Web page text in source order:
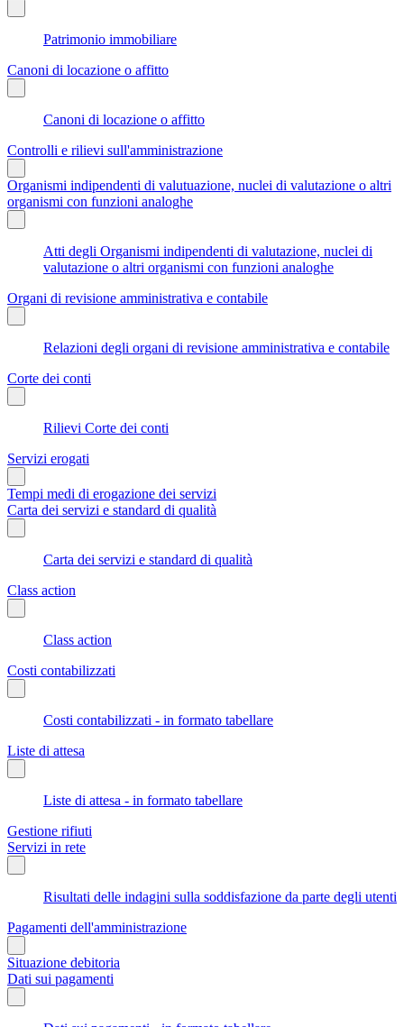
Patrimonio immobiliare
Canoni di locazione o affitto
Canoni di locazione o affitto
Controlli e rilievi sull'amministrazione
Organismi indipendenti di valutuazione, nuclei di valutazione o altri
organismi con funzioni analoghe
Atti degli Organismi indipendenti di valutazione, nuclei di
valutazione o altri organismi con funzioni analoghe
Organi di revisione amministrativa e contabile
Relazioni degli organi di revisione amministrativa e contabile
Corte dei conti
Rilievi Corte dei conti
Servizi erogati
Tempi medi di erogazione dei servizi
Carta dei servizi e standard di qualità
Carta dei servizi e standard di qualità
Class action
Class action
Costi contabilizzati
Costi contabilizzati - in formato tabellare
Liste di attesa
Liste di attesa - in formato tabellare
Gestione rifiuti
Servizi in rete
Risultati delle indagini sulla soddisfazione da parte degli utenti
Pagamenti dell'amministrazione
Situazione debitoria
Dati sui pagamenti